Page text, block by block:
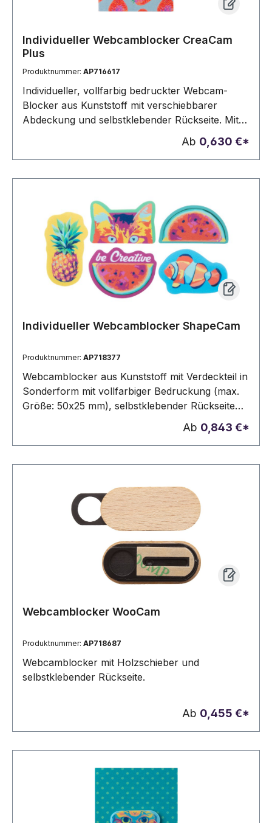
Individueller Webcamblocker CreaCam
Plus
Produktnummer: AP716617
Individueller, vollfarbig bedruckter Webcam-
Blocker aus Kunststoff mit verschiebbarer
Abdeckung und selbstklebender Rückseite. Mit
digital bedruckter Trägerkarte. Der Preis ist inkl.
Digitaldruck (Trägerkarte rundum) und UV-LED-
Druck (Webcamblocker). Mindestmenge: 100
Stk.
Ab 0,630 €*
Individueller Webcamblocker ShapeCam
Produktnummer: AP718377
Webcamblocker aus Kunststoff mit Verdeckteil in
Sonderform mit vollfarbiger Bedruckung (max.
Größe: 50x25 mm), selbstklebender Rückseite
und vollfarbig bedruckter Trägerkarte. Der Preis
ist inkl. Digitaldruck (Vorderseite Trägerkarte)
und UV-Druck (Webcamblocker).
Mindestmenge: 100 Stk.
Ab 0,843 €*
Webcamblocker WooCam
Produktnummer: AP718687
Webcamblocker mit Holzschieber und
selbstklebender Rückseite.
Ab 0,455 €*